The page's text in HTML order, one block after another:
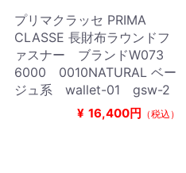
プリマクラッセ PRIMA
CLASSE 長財布ラウンドフ
ァスナー ブランドW073
6000 0010NATURAL ベー
ジュ系 wallet-01 gsw-2
¥ 16,400円 （税込）